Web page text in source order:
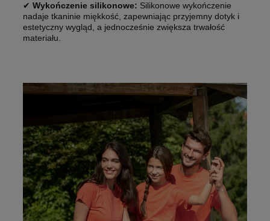
✔ Wykończenie silikonowe: Silikonowe wykończenie
nadaje tkaninie miękkość, zapewniając przyjemny dotyk i
estetyczny wygląd, a jednocześnie zwiększa trwałość
materiału.